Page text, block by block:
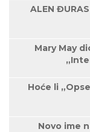
ALEN
Mary May
Hoće li
Novo ime